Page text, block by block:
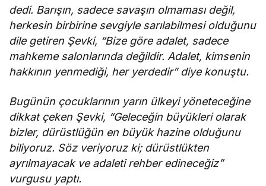
dedi. Barışın, sadece savaşın olmaması değil,
herkesin birbirine sevgiyle sarılabilmesi olduğunu
dile getiren Şevki, “Bize göre adalet, sadece
mahkeme salonlarında değildir. Adalet, kimsenin
hakkının yenmediği, her yerdedir” diye konuştu.
Bugünün çocuklarının yarın ülkeyi yöneteceğine
dikkat çeken Şevki, “Geleceğin büyükleri olarak
bizler, dürüstlüğün en büyük hazine olduğunu
biliyoruz. Söz veriyoruz ki; dürüstlükten
ayrılmayacak ve adaleti rehber edineceğiz”
vurgusu yaptı.